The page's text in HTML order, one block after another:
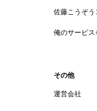
佐藤こうぞう
俺のサービス
その他
運営会社